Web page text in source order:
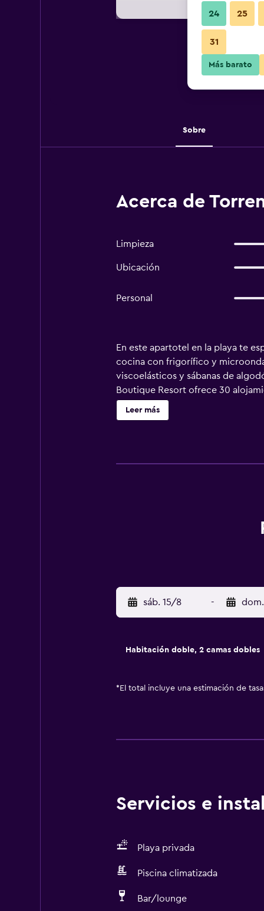
Sobre
Acerca de
Limpieza
Ubicación
Personal
En este apartotel en la playa te
cocina con frigorífico y
viscoelásticos y sábanas de
Boutique Resort ofrece 30
habitaciones disponen de
y están vestidas con sábanas de
Leer más
sáb. 15/8 -
Habitación doble, 2 camas dobles
* El total incluye una estimación de
Servicios e
Playa privada
Piscina climatizada
Bar/lounge
24 25
31
Más barato